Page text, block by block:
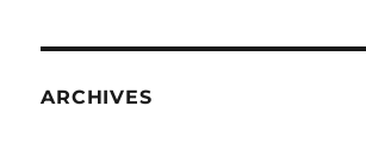
ARCHIVES